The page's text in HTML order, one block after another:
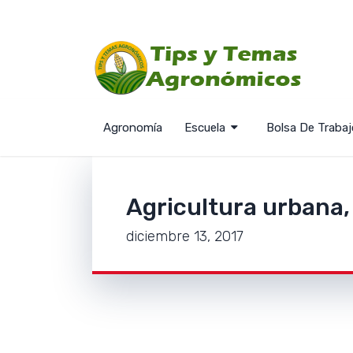
Agronomía Escuela Bolsa De
Agricultura urbana,
diciembre 13, 2017